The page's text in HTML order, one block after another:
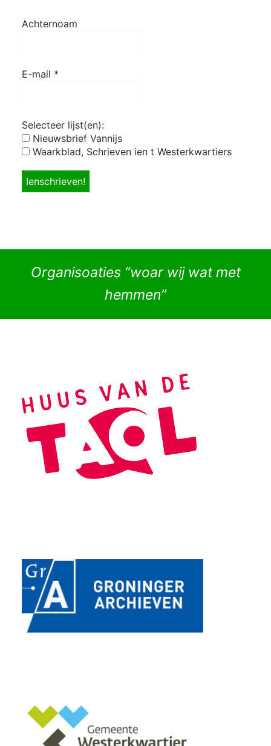
Achternoam
E-mail *
Selecteer lijst(en):
Nieuwsbrief Vannijs
Waarkblad, Schrieven ien t Westerkwartiers
Organisoaties “woar wij wat met
hemmen”